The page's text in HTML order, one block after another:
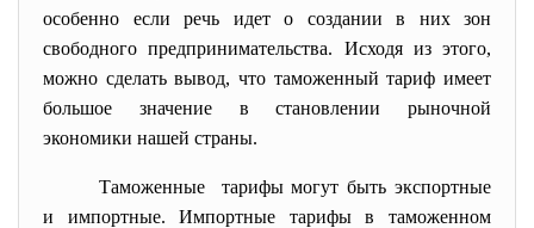
особенно если речь идет о создании в них зон
свободного предпринимательства. Исходя из этого,
можно сделать вывод, что таможенный тариф имеет
большое значение в становлении рыночной
экономики нашей страны.
Таможенные тарифы могут быть экспортные
и импортные. Импортные тарифы в таможенном